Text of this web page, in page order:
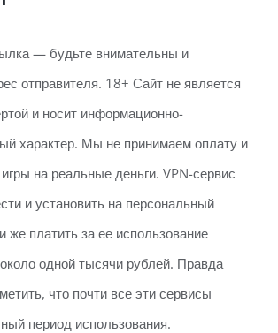
— будьте внимательны и
отправителя. 18+ Сайт не является
и носит информационно-
характер. Мы не принимаем оплату и
на реальные деньги. VPN-сервис
и установить на персональный
же платить за ее использование
одной тысячи рублей. Правда
что почти все эти сервисы
период использования.